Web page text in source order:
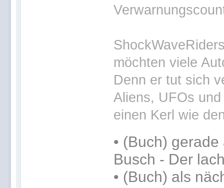
möchten viele
Denn er tut sich
Aliens, UFOs
einen Kerl wie
• (Buch) gerade
Busch - Der
• (Buch) als